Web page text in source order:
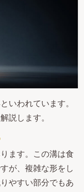
いわれています。
説します。
ます。この溝は食
が、複雑な形をし
やすい部分でもあ